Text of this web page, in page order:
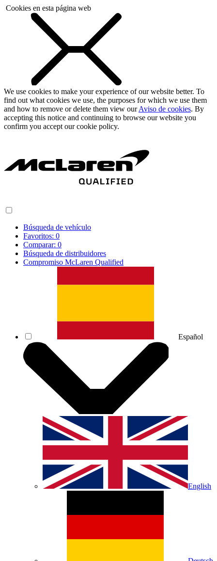
Cookies en esta página web
We use cookies to make your experience of our website better. To
find out what cookies we use, the purposes for which we use them
and how to remove or delete them view ourAviso de cookies. By
accepting this notice and continuing to browse our website you
confirm you accept our cookie policy.
Búsqueda de vehículo
Favoritos: 0
Comparar: 0
Búsqueda de distribuidores
Compromiso McLaren Qualified
Español
English